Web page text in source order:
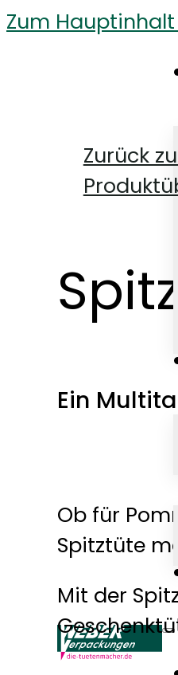
Zum
Zurück
Ein
Ob für
Spitztüte
Mit der